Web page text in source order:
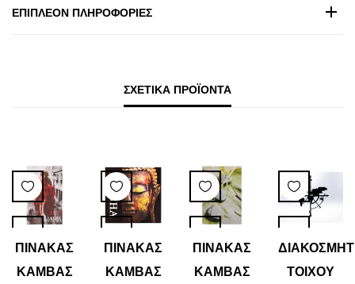
ΕΠΙΠΛΈΟΝ ΠΛΗΡΟΦΟΡΊΕΣ
ΣΧΕΤΙΚΆ ΠΡΟΪΌΝΤΑ
ΠΙΝΑΚΑΣ
ΚΑΜΒΑΣ
ΠΙΝΑΚΑΣ
ΚΑΜΒΑΣ
ΠΙΝΑΚΑΣ
ΚΑΜΒΑΣ
ΤΟΙΧΟΥ